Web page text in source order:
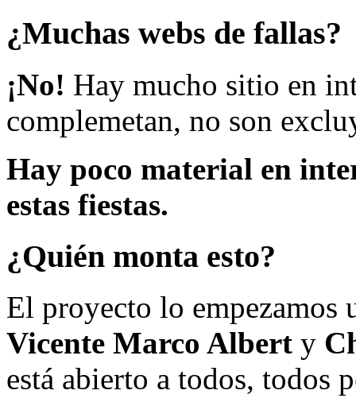
¿Muchas webs de fallas?
¡No! Hay mucho sitio en
complemetan, no son
Hay poco material en
estas fiestas.
¿Quién monta esto?
El proyecto lo empezamos
Vicente Marco Albert y
está abierto a todos, todos